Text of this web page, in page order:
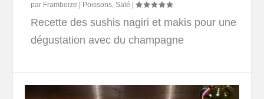
par Framboize Poissons,Salé |
Recette des sushis nagiri et makis pour une
dégustation avec du champagne